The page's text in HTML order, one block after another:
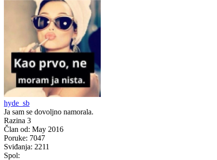
hyde_sb
Ja sam se dovoljno namorala.
Razina 3
Član od: May 2016
Poruke: 7047
Sviđanja: 2211
Spol: